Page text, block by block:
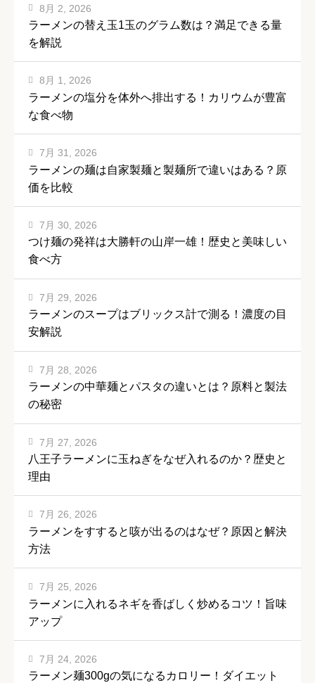
ラーメンの替え玉1玉のグラム数は？満足できる量
を解説
8月 2, 2026
ラーメンの塩分を体外へ排出する！カリウムが豊富
な食べ物
8月 1, 2026
ラーメンの麺は自家製麺と製麺所で違いはある？原
価を比較
7月 31, 2026
つけ麺の発祥は大勝軒の山岸一雄！歴史と美味しい
食べ方
7月 30, 2026
ラーメンのスープはブリックス計で測る！濃度の目
安解説
7月 29, 2026
ラーメンの中華麺とパスタの違いとは？原料と製法
の秘密
7月 28, 2026
八王子ラーメンに玉ねぎをなぜ入れるのか？歴史と
理由
7月 27, 2026
ラーメンをすすると咳が出るのはなぜ？原因と解決
方法
7月 26, 2026
ラーメンに入れるネギを香ばしく炒めるコツ！旨味
アップ
7月 25, 2026
ラーメン麺300gの気になるカロリー！ダイエット
7月 24, 2026